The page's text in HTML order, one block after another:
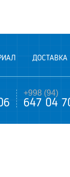
ДОСТАВКА
+998 (94)
647 04